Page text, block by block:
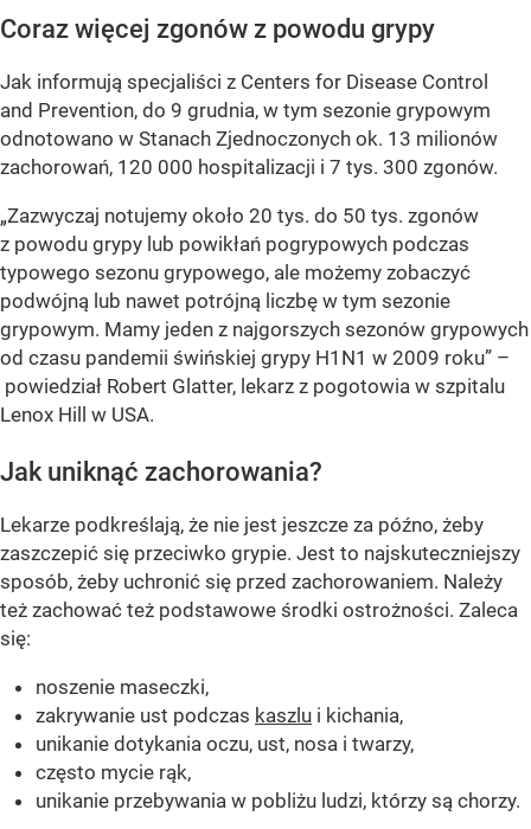
Coraz więcej zgonów z powodu grypy
Jak informują specjaliści z Centers for Disease Control
and Prevention, do 9 grudnia, w tym sezonie grypowym
odnotowano w Stanach Zjednoczonych ok. 13 milionów
zachorowań, 120 000 hospitalizacji i 7 tys. 300 zgonów.
„Zazwyczaj notujemy około 20 tys. do 50 tys. zgonów
z powodu grypy lub powikłań pogrypowych podczas
typowego sezonu grypowego, ale możemy zobaczyć
podwójną lub nawet potrójną liczbę w tym sezonie
grypowym. Mamy jeden z najgorszych sezonów grypowych
od czasu pandemii świńskiej grypy H1N1 w 2009 roku” –
powiedział Robert Glatter, lekarz z pogotowia w szpitalu
Lenox Hill w USA.
Jak uniknąć zachorowania?
Lekarze podkreślają, że nie jest jeszcze za późno, żeby
zaszczepić się przeciwko grypie. Jest to najskuteczniejszy
sposób, żeby uchronić się przed zachorowaniem. Należy
też zachować też podstawowe środki ostrożności. Zaleca
się:
noszenie maseczki,
zakrywanie ust podczas kaszlu i kichania,
unikanie dotykania oczu, ust, nosa i twarzy,
często mycie rąk,
unikanie przebywania w pobliżu ludzi, którzy są chorzy.